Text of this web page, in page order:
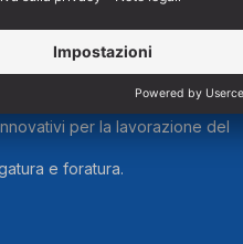
per la lavorazione del
e foratura.